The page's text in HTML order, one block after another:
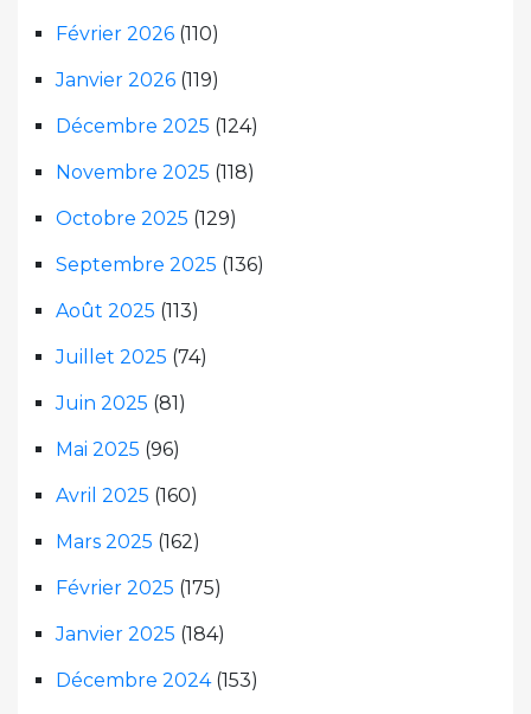
Février 2026 (110)
Janvier 2026 (119)
Décembre 2025 (124)
Novembre 2025 (118)
Octobre 2025 (129)
Septembre 2025 (136)
Août 2025 (113)
Juillet 2025 (74)
Juin 2025 (81)
Mai 2025 (96)
Avril 2025 (160)
Mars 2025 (162)
Février 2025 (175)
Janvier 2025 (184)
Décembre 2024(153)